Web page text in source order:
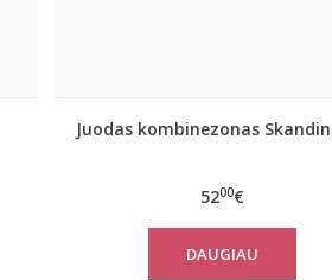
Juodas kombinezonas
5200€
DAUGIAU